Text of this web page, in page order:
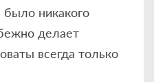
никакого
делает
всегда только